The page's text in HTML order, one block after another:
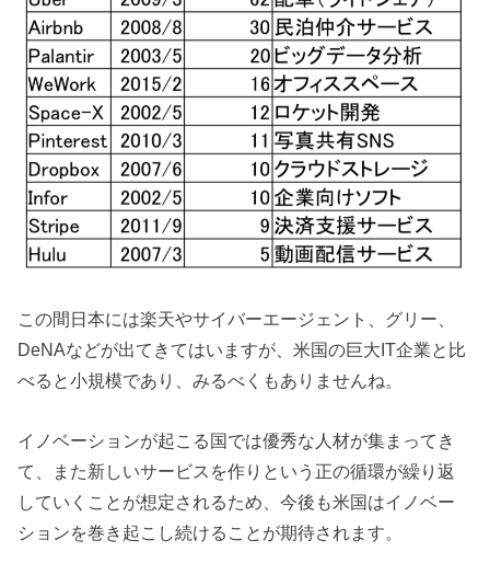
この間日本には楽天やサイバーエージェント、グリー、
DeNAなどが出てきてはいますが、米国の巨大IT企業と比
べると小規模であり、みるべくもありませんね。
イノベーションが起こる国では優秀な人材が集まってき
て、また新しいサービスを作りという正の循環が繰り返
していくことが想定されるため、今後も米国はイノベー
ションを巻き起こし続けることが期待されます。